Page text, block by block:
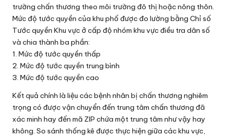
trường chấn thương theo môi trường đô thị hoặc nông thôn.
Mức độ tước quyền của khu phố được đo lường bằng Chỉ số
Tước quyền Khu vực ở cấp độ nhóm khu vực điều tra dân số
và chia thành ba phần:
1. Mức độ tước quyền thấp
2. Mức độ tước quyền trung bình
3. Mức độ tước quyền cao
Kết quả chính là liệu các bệnh nhân bị chấn thương nghiêm
trọng có được vận chuyển đến trung tâm chấn thương đã
xác minh hay đến mã ZIP chứa một trung tâm như vậy hay
không. So sánh thống kê được thực hiện giữa các khu vực,